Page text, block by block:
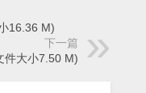
16.36 M)
下一篇
件大小7.50 M)